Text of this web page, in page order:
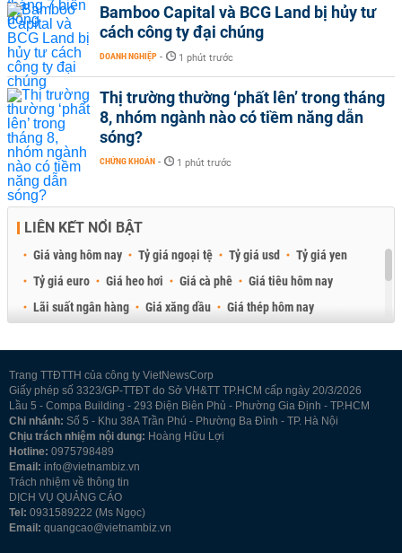
Bamboo Capital và BCG Land bị hủy tư
cách công ty đại chúng
DOANH NGHIỆP - 1 phút trước
Thị trường thường ‘phất lên’ trong tháng
8, nhóm ngành nào có tiềm năng dẫn
sóng?
CHỨNG KHOÁN - 1 phút trước
LIÊN KẾT NỔI BẬT
Giá vàng hôm nay Tỷ giá ngoại tệ Tỷ giá usd
Tỷ giá yen
Tỷ giá euro
Giá heo hơi Giá cà phê
Giá tiêu hôm nay
Lãi suất ngân hàng
Giá xăng dầu
Giá thép hôm nay
Trang TTĐTTH của công ty VietNewsCorp
Giấy phép số 3323/GP-TTĐT do Sở VH&TT TP.HCM cấp ngày 20/3/2026
Lầu 5 - Compa Building - 293 Điện Biên Phủ - Phường Gia Định - TP.HCM
Chi nhánh: Số 5 - Khu 38A Trần Phú - Phường Ba Đình - TP. Hà Nội
Chịu trách nhiệm nội dung: Hoàng Hữu Lợi
Hotline: 0975798489
Email: info@vietnambiz.vn
Trách nhiệm về thông tin
DỊCH VỤ QUẢNG CÁO
Tel: 0931589222 (Ms Ngọc)
Email: quangcao@vietnambiz.vn